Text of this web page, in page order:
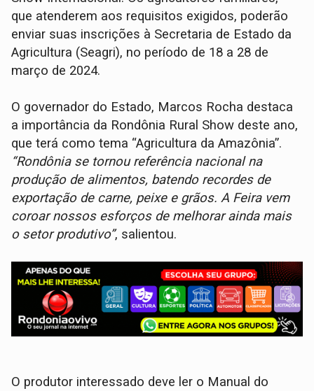
que atenderem aos requisitos exigidos, poderão
enviar suas inscrições à Secretaria de Estado da
Agricultura (Seagri), no período de 18 a 28 de
março de 2024.
O governador do Estado, Marcos Rocha destaca
a importância da Rondônia Rural Show deste ano,
que terá como tema “Agricultura da Amazônia”.
“Rondônia se tornou referência nacional na
produção de alimentos, batendo recordes de
exportação de carne, peixe e grãos. A Feira vem
coroar nossos esforços de melhorar ainda mais
o setor produtivo”, salientou.
O produtor interessado deve ler o Manual do